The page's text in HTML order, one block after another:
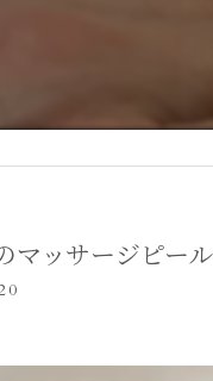
マッサージピー